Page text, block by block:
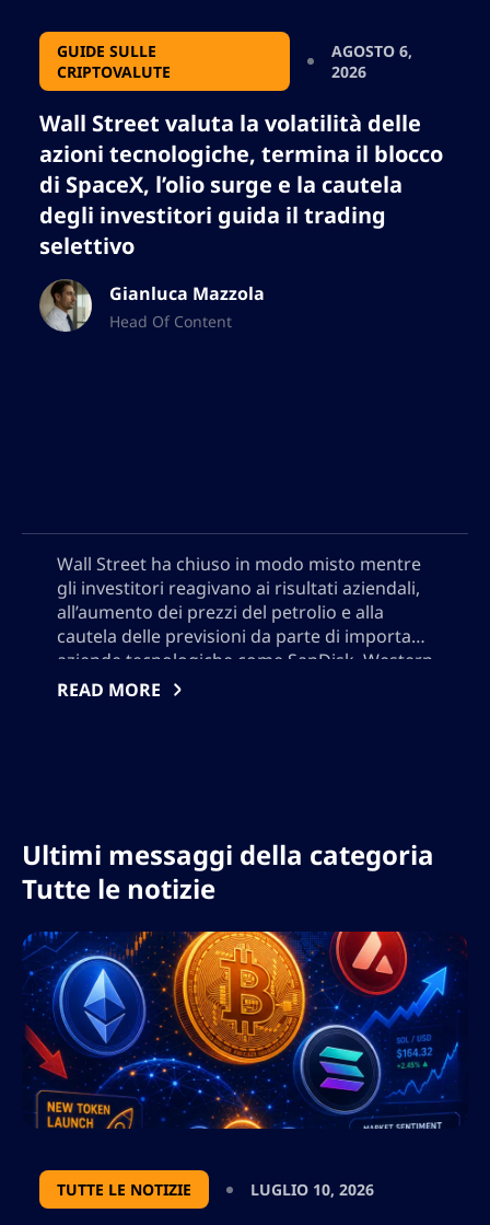
GUIDE SULLE
CRIPTOVALUTE
AGOSTO 6,
2026
Wall Street valuta la volatilità delle
azioni tecnologiche, termina il blocco
di SpaceX, l’olio surge e la cautela
degli investitori guida il trading
selettivo
Gianluca Mazzola
Head Of Content
Wall Street ha chiuso in modo misto mentre
gli investitori reagivano ai risultati aziendali,
all’aumento dei prezzi del petrolio e alla
cautela delle previsioni da parte di importanti
aziende tecnologiche come SanDisk, Western
Digital e Datadog. Le azioni SpaceX hanno
alla persistente incertezza macroeconomica
e geopolitica.
READ MORE
Ultimi messaggi della categoria
Tutte le notizie
TUTTE LE NOTIZIE LUGLIO 10, 2026